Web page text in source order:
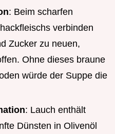
: Beim scharfen
verbinden
Zucker zu neuen,
Ohne dieses braune
würde der Suppe die
: Lauch enthält
Dünsten in Olivenöl